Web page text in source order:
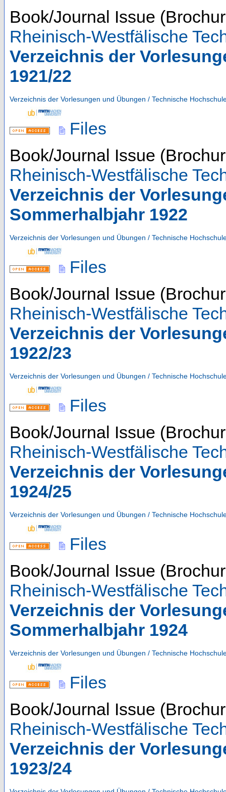
Book/Journal Issue
Rheinisch-Westfälische
Verzeichnis der
1921/22
Verzeichnis der Vorlesungen und Übungen / Technische
Files
Book/Journal Issue
Rheinisch-Westfälische
Verzeichnis der
Sommerhalbjahr 1922
Verzeichnis der Vorlesungen und Übungen / Technische
Files
Book/Journal Issue
Rheinisch-Westfälische
Verzeichnis der
1922/23
Verzeichnis der Vorlesungen und Übungen / Technische
Files
Book/Journal Issue
Rheinisch-Westfälische
Verzeichnis der
1924/25
Verzeichnis der Vorlesungen und Übungen / Technische
Files
Book/Journal Issue
Rheinisch-Westfälische
Verzeichnis der
Sommerhalbjahr 1924
Verzeichnis der Vorlesungen und Übungen / Technische
Files
Book/Journal Issue
Rheinisch-Westfälische
Verzeichnis der
1923/24